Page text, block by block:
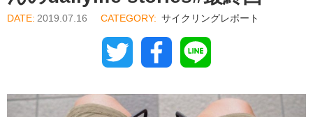
2019.07.16 サイクリングレポート
Twitter Facebook